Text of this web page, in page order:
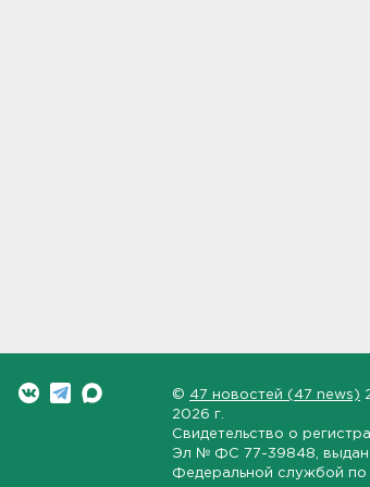
© 47 новостей (47 news)
2026 г.
Свидетельство о
Эл № ФС 77-39848 ,
Федеральной службой по